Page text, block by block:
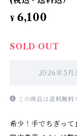
¥ 6,100
SOLD OUT
2026年5月
この商品は送料無料
希少！手でちぎって